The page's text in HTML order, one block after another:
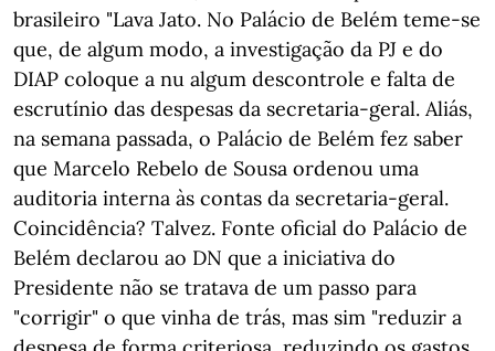
brasileiro "Lava Jato. No Palácio de Belém teme-se
que, de algum modo, a investigação da PJ e do
DIAP coloque a nu algum descontrole e falta de
escrutínio das despesas da secretaria-geral. Aliás,
na semana passada, o Palácio de Belém fez saber
que Marcelo Rebelo de Sousa ordenou uma
auditoria interna às contas da secretaria-geral.
Coincidência? Talvez. Fonte oficial do Palácio de
Belém declarou ao DN que a iniciativa do
Presidente não se tratava de um passo para
"corrigir" o que vinha de trás, mas sim "reduzir a